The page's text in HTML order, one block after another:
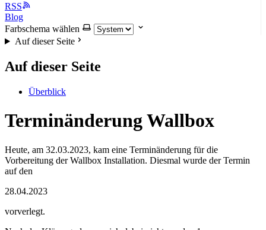
RSS
Blog
Farbschema wählen
Auf dieser Seite
Auf dieser Seite
Überblick
Terminänderung Wallbox
Heute, am 32.03.2023, kam eine Terminänderung für die
Vorbereitung der Wallbox Installation. Diesmal wurde der Termin
auf den
28.04.2023
vorverlegt.